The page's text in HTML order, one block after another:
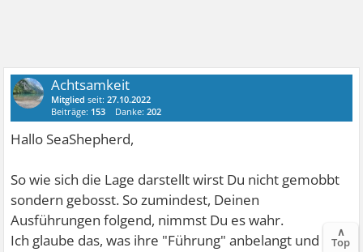
Achtsamkeit
Mitglied seit:27.10.2022
Beiträge: 153 Danke:202
Hallo SeaShepherd,
So wie sich die Lage darstellt wirst Du nicht gemobbt
sondern gebosst. So zumindest, Deinen
Ausführungen folgend, nimmst Du es wahr.
Ich glaube das, was ihre "Führung" anbelangt und in ∧
Top